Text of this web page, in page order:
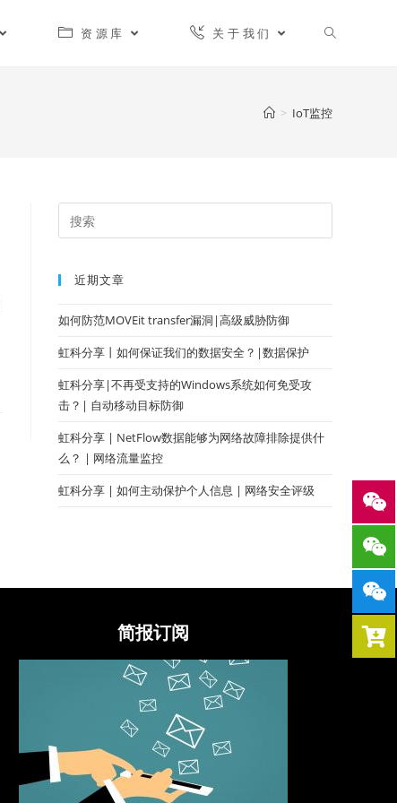
资源库 关于我们
> IoT监控
近期文章
如何防范MOVEit transfer漏洞|高级威胁防御
虹科分享丨如何保证我们的数据安全？|数据保护
虹科分享|不再受支持的Windows系统如何免受攻
击？| 自动移动目标防御
虹科分享 | NetFlow数据能够为网络故障排除提供什
么？ | 网络流量监控
虹科分享 | 如何主动保护个人信息 | 网络安全评级
简报订阅